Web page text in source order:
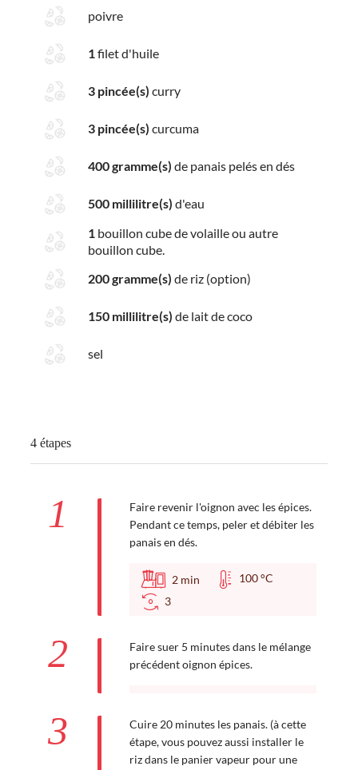
poivre
1filet d'huile
3 pincée(s) curry
3 pincée(s) curcuma
400 gramme(s) de panais pelés en dés
500 millilitre(s) d'eau
1 bouillon cube de volaille ou autre
bouillon cube.
200 gramme(s) de riz (option)
150 millilitre(s) de lait de coco
sel
4 étapes
1
Faire revenir l'oignon avec les épices.
Pendant ce temps, peler et débiter les
panais en dés.
2 min
100 °C
3
2
Faire suer 5 minutes dans le mélange
précédent oignon épices.
3
Cuire 20 minutes les panais. (à cette
étape, vous pouvez aussi installer le
riz dans le panier vapeur pour une